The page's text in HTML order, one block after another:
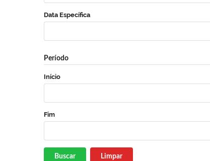
Data Específica
Período
Início
Fim
Buscar Limpar